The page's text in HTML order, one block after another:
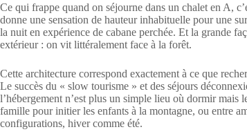
Ce qui frappe quand on séjourne dans un chalet en A,
donne une sensation de hauteur inhabituelle pour une
la nuit en expérience de cabane perchée. Et la grande
extérieur : on vit littéralement face à la forêt.
Cette architecture correspond exactement à ce que
Le succès du « slow tourisme » et des séjours
l’hébergement n’est plus un simple lieu où dormir
famille pour initier les enfants à la montagne, ou entre
configurations, hiver comme été.